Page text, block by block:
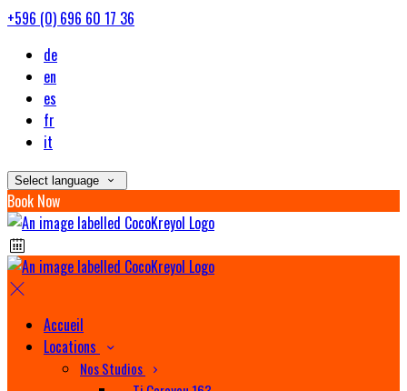
+596 (0) 696 60 17 36
de
en
es
fr
it
Select language
Book Now
Accueil
Locations
Nos Studios